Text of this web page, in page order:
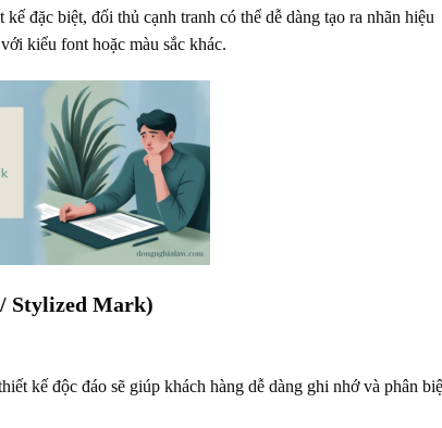
đặc biệt, đối thủ cạnh tranh có thể dễ dàng tạo ra nhãn hiệu
kiểu font hoặc màu sắc khác.
Stylized Mark)
kế độc đáo sẽ giúp khách hàng dễ dàng ghi nhớ và phân